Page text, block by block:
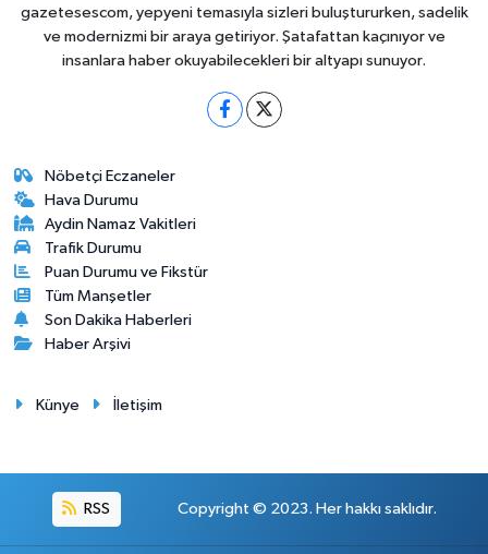
gazetesescom, yepyeni temasıyla sizleri buluştururken, sadelik
ve modernizmi bir araya getiriyor. Şatafattan kaçınıyor ve
insanlara haber okuyabilecekleri bir altyapı sunuyor.
Nöbetçi Eczaneler
Hava Durumu
Aydin Namaz Vakitleri
Trafik Durumu
Puan Durumu ve Fikstür
Tüm Manşetler
Son Dakika Haberleri
Haber Arşivi
Künye İletişim
RSS Copyright © 2023. Her hakkı saklıdır.